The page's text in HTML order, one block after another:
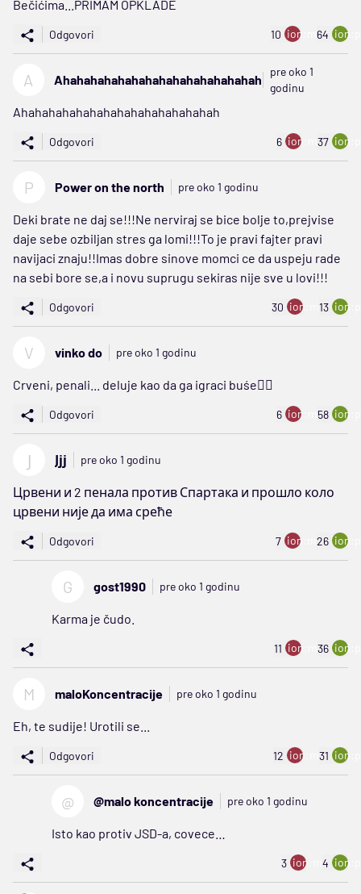
Bečićima...PRIMAM OPKLADE
Odgovori 10 ion:minus
64
A Ahahahahahahahahahahahahahahah
pre oko 1
godinu
Ahahahahahahahahahahahahahahah
Odgovori 6 ion:minus
37
P Power on the north pre oko 1 godinu
Deki brate ne daj se!!!Ne nerviraj se bice bolje to,prejvise
daje sebe ozbiljan stres ga lomi!!!To je pravi fajter pravi
navijaci znaju!!Imas dobre sinove momci ce da uspeju rade
na sebi bore se,a i novu suprugu sekiras nije sve u lovi!!!
Odgovori 30 ion:minus
13
V vinko do pre oko 1 godinu
Crveni, penali... deluje kao da ga igraci buśe🤷‍♂️
Odgovori 6 ion:minus
58
Ј Јјј pre oko 1 godinu
Црвени и 2 пенала против Спартака и прошло коло
црвени није да има среће
Odgovori 7 ion:minus
26
G gost1990 pre oko 1 godinu
Karma je čudo.
11 ion:minus
36
M maloKoncentracije pre oko 1 godinu
Eh, te sudije! Urotili se...
Odgovori 12 ion:minus
31
@ @malo koncentracije pre oko 1 godinu
Isto kao protiv JSD-a, covece…
3 ion:minus
4